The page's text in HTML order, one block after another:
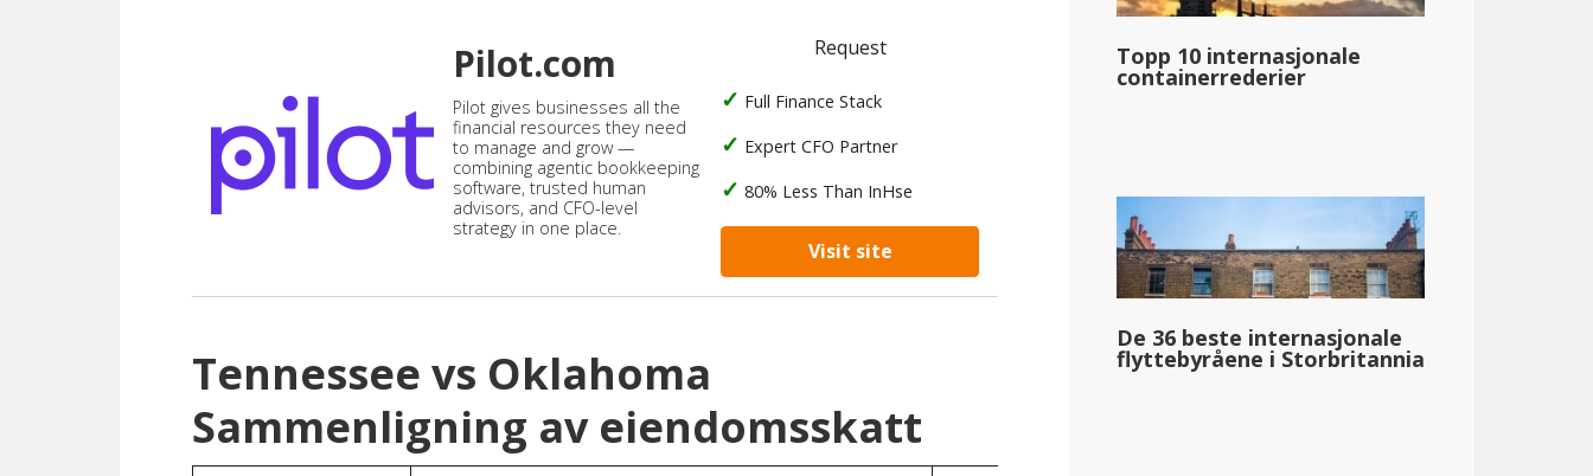
Pilot.com
Pilot gives businesses all the
financial resources they need
to manage and grow —
combining agentic bookkeeping
software, trusted human
advisors, and CFO-level
strategy in one place.
Request
Full Finance Stack
Expert CFO Partner
80% Less Than InHse
Visit site
Tennessee vs Oklahoma
Sammenligning av eiendomsskatt
Topp 10 internasjonale
containerrederier
De 36 beste internasjonale
flyttebyråene i Storbritannia